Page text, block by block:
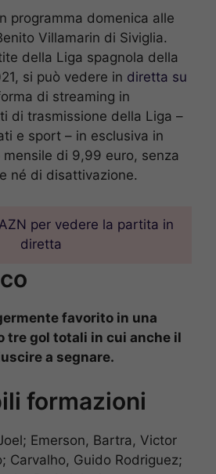
programma domenica alle
Villamarin di Siviglia.
della Liga spagnola della
si può vedere in diretta su
di streaming in
di trasmissione della Liga –
e sport – in esclusiva in
di 9,99 euro, senza
né di disattivazione.
per vedere la partita in
diretta
favorito in una
tre gol totali in cui anche il
a segnare.
formazioni
Emerson, Bartra, Victor
Carvalho, Guido Rodriguez;